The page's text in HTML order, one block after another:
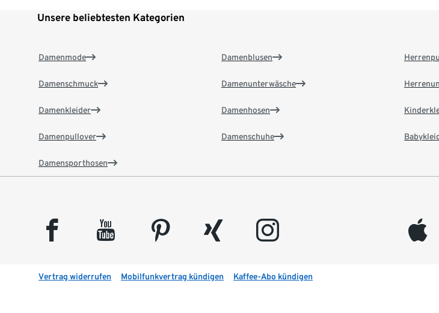
Unsere beliebtesten Kategorien
Damenmode
Damenschmuck
Damenkleider
Damenpullover
Damensporthosen
Damenblusen
Damenunterwäsche
Damenhosen
Damenschuhe
facebook youtube pinterest xing instagram appleinc
Vertrag widerrufen Mobilfunkvertrag kündigen Kaffee-Abo kündigen